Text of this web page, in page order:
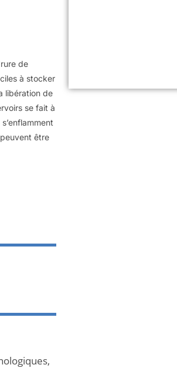
de
à stocker
libération de
se fait à
être